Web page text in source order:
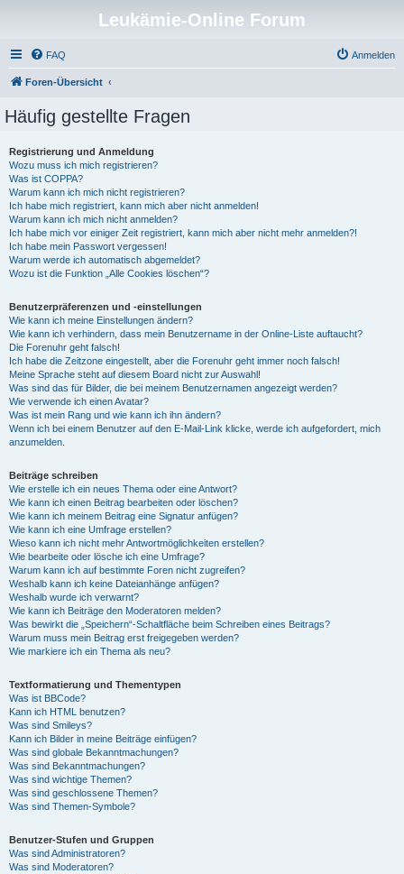
Leukämie-Online Forum
FAQ Anmelden
Foren-Übersicht
Häufig gestellte Fragen
Registrierung und Anmeldung
Wozu muss ich mich registrieren?
Was ist COPPA?
Warum kann ich mich nicht registrieren?
Ich habe mich registriert, kann mich aber nicht anmelden!
Warum kann ich mich nicht anmelden?
Ich habe mich vor einiger Zeit registriert, kann mich aber nicht mehr anmelden?!
Ich habe mein Passwort vergessen!
Warum werde ich automatisch abgemeldet?
Wozu ist die Funktion „Alle Cookies löschen“?
Benutzerpräferenzen und -einstellungen
Wie kann ich meine Einstellungen ändern?
Wie kann ich verhindern, dass mein Benutzername in der Online-Liste auftaucht?
Die Forenuhr geht falsch!
Ich habe die Zeitzone eingestellt, aber die Forenuhr geht immer noch falsch!
Meine Sprache steht auf diesem Board nicht zur Auswahl!
Was sind das für Bilder, die bei meinem Benutzernamen angezeigt werden?
Wie verwende ich einen Avatar?
Was ist mein Rang und wie kann ich ihn ändern?
Wenn ich bei einem Benutzer auf den E-Mail-Link klicke, werde ich aufgefordert, mich
anzumelden.
Beiträge schreiben
Wie erstelle ich ein neues Thema oder eine Antwort?
Wie kann ich einen Beitrag bearbeiten oder löschen?
Wie kann ich meinem Beitrag eine Signatur anfügen?
Wie kann ich eine Umfrage erstellen?
Wieso kann ich nicht mehr Antwortmöglichkeiten erstellen?
Wie bearbeite oder lösche ich eine Umfrage?
Warum kann ich auf bestimmte Foren nicht zugreifen?
Weshalb kann ich keine Dateianhänge anfügen?
Weshalb wurde ich verwarnt?
Wie kann ich Beiträge den Moderatoren melden?
Was bewirkt die „Speichern“-Schaltfläche beim Schreiben eines Beitrags?
Warum muss mein Beitrag erst freigegeben werden?
Wie markiere ich ein Thema als neu?
Textformatierung und Thementypen
Was ist BBCode?
Kann ich HTML benutzen?
Was sind Smileys?
Kann ich Bilder in meine Beiträge einfügen?
Was sind globale Bekanntmachungen?
Was sind Bekanntmachungen?
Was sind wichtige Themen?
Was sind geschlossene Themen?
Was sind Themen-Symbole?
Benutzer-Stufen und Gruppen
Was sind Administratoren?
Was sind Moderatoren?